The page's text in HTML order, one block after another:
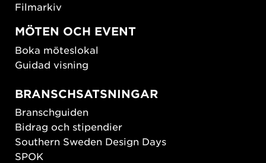
Filmarkiv
MÖTEN OCH EVENT
Boka möteslokal
Guidad visning
BRANSCHSATSNINGAR
Branschguiden
Bidrag och stipendier
Southern Sweden Design Days
SPOK